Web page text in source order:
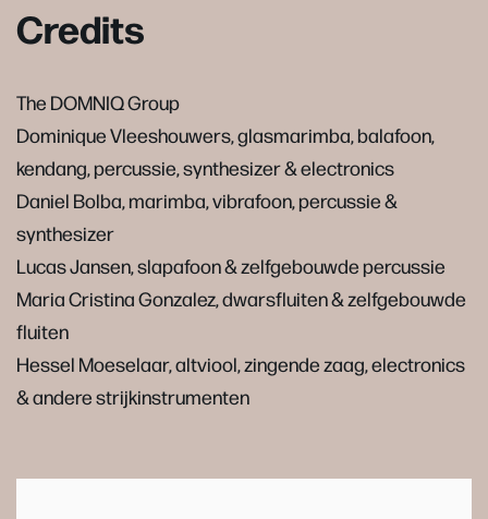
Credits
The DOMNIQ Group
Dominique Vleeshouwers, glasmarimba, balafoon,
kendang, percussie, synthesizer & electronics
Daniel Bolba, marimba, vibrafoon, percussie &
synthesizer
Lucas Jansen, slapafoon & zelfgebouwde percussie
Maria Cristina Gonzalez, dwarsfluiten & zelfgebouwde
fluiten
Hessel Moeselaar, altviool, zingende zaag, electronics
& andere strijkinstrumenten